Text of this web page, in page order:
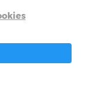
que pueden
Esta
para
que